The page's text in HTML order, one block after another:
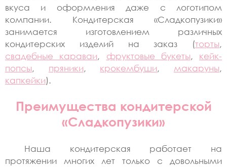
вкуса и оформления даже с логотипом
компании. Кондитерская «Сладкопузики»
занимается изготовлением различных
кондитерских изделий на заказ (торты,
свадебные караваи, фруктовые букеты, кейк-
попсы, пряники, крокембуши, макаруны,
капкейки).
Преимущества кондитерской
«Сладкопузики»
Наша кондитерская работает на
протяжении многих лет только с довольными